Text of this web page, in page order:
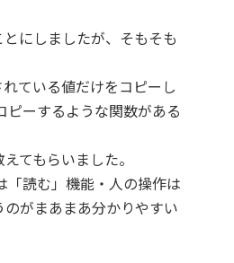
にしましたが、そもそも
ている値だけをコピーし
ピーするような関数がある
てもらいました。
「読む」機能・人の操作は
のがまあまあ分かりやすい